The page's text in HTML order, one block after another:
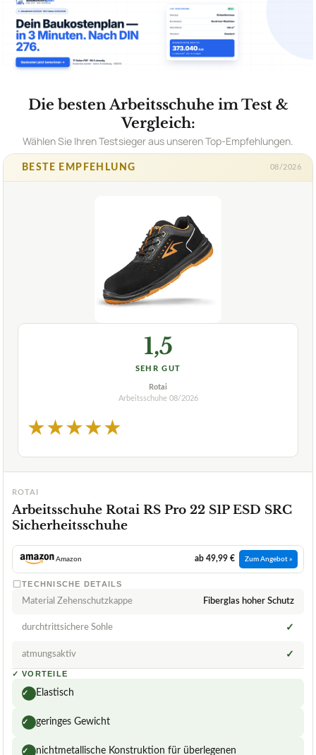
Die besten Arbeitsschuhe im Test &
Vergleich:
Wählen Sie Ihren Testsieger aus unseren Top-Empfehlungen.
BESTE EMPFEHLUNG 08/2026
1,5
SEHR GUT
Rotai
Arbeitsschuhe 08/2026
★★★★★
ROTAI
Arbeitsschuhe Rotai RS Pro 22 S1P ESD SRC
Sicherheitsschuhe
Amazon ab 49,99 € Zum Angebot »
TECHNISCHE DETAILS
Material Zehenschutzkappe Fiberglas hoher Schutz
durchtrittsichere Sohle ✓
atmungsaktiv ✓
✓ VORTEILE
✓ Elastisch
✓ geringes Gewicht
✓ nichtmetallische Konstruktion für überlegenen